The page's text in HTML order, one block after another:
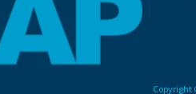
Copyright